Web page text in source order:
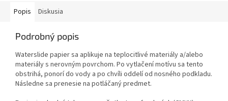
Popis Diskusia
Podrobný popis
Waterslide papier sa aplikuje na teplocitlivé materiály a/alebo
materiály s nerovným povrchom. Po vytlačení motívu sa tento
obstrihá, ponorí do vody a po chvíli oddelí od nosného podkladu.
Následne sa prenesie na potláčaný predmet.